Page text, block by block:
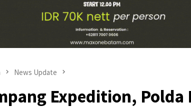
News Update
Expedition, Polda